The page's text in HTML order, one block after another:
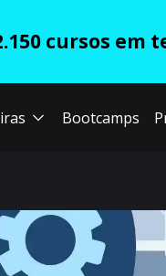
cursos em
Bootcamps